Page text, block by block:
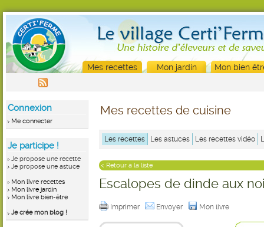
Mes recettes Mon jardin Mon bien
Connexion
Me connecter
Je participe !
Je propose une recette
Je propose une astuce
Mon livre recettes
Mon livre jardin
Mon livre bien-être
Je crée mon blog !
Mes recettes de cuisine
Les recettes Les astuces Les recettes vidéo
< Retour à la liste
Escalopes de dinde aux
Imprimer Envoyer Mon livre